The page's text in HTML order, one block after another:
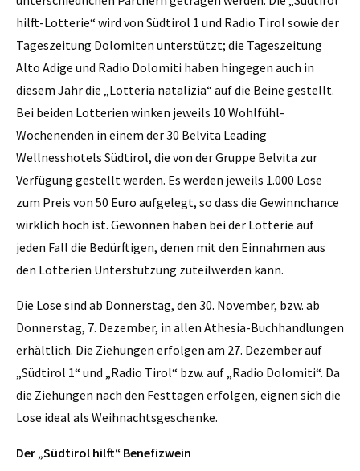
hilft-Lotterie“ wird von Südtirol 1 und Radio Tirol sowie der
Tageszeitung Dolomiten unterstützt; die Tageszeitung
Alto Adige und Radio Dolomiti haben hingegen auch in
diesem Jahr die „Lotteria natalizia“ auf die Beine gestellt.
Bei beiden Lotterien winken jeweils 10 Wohlfühl-
Wochenenden in einem der 30 Belvita Leading
Wellnesshotels Südtirol, die von der Gruppe Belvita zur
Verfügung gestellt werden. Es werden jeweils 1.000 Lose
zum Preis von 50 Euro aufgelegt, so dass die Gewinnchance
wirklich hoch ist. Gewonnen haben bei der Lotterie auf
jeden Fall die Bedürftigen, denen mit den Einnahmen aus
den Lotterien Unterstützung zuteilwerden kann.
Die Lose sind ab Donnerstag, den 30. November, bzw. ab
Donnerstag, 7. Dezember, in allen Athesia-Buchhandlungen
erhältlich. Die Ziehungen erfolgen am 27. Dezember auf
„Südtirol 1“ und „Radio Tirol“ bzw. auf „Radio Dolomiti“. Da
die Ziehungen nach den Festtagen erfolgen, eignen sich die
Lose ideal als Weihnachtsgeschenke.
Der „Südtirol hilft“ Benefizwein